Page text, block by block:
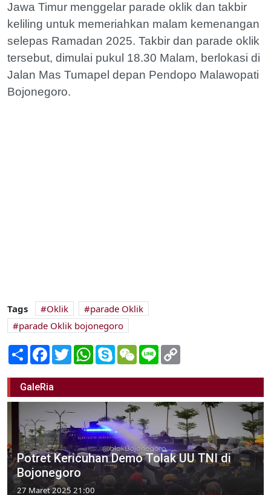
Jawa Timur menggelar parade oklik dan takbir
keliling untuk memeriahkan malam kemenangan
selepas Ramadan 2025. Takbir dan parade oklik
tersebut, dimulai pukul 18.30 Malam, berlokasi di
Jalan Mas Tumapel depan Pendopo Malawopati
Bojonegoro.
Tags Oklik
parade Oklik
parade Oklik bojonegoro
Share Facebook
TwitterWhatsApp
SkypeWeChatLine
GaleRia
Potret Kericuhan Demo Tolak UU TNI di
Bojonegoro
27 Maret 2025 21:00